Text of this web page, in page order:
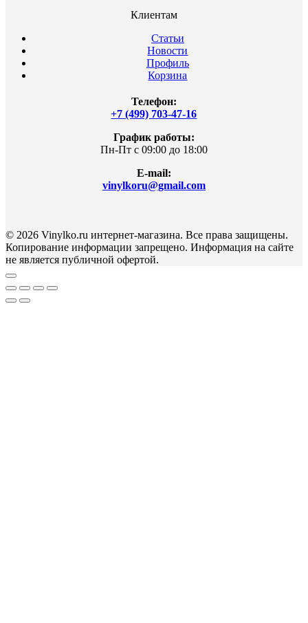
Клиентам
Статьи
Новости
Профиль
Корзина
Телефон:
+7 (499) 703-47-16
График работы:
Пн-Пт с 09:00 до 18:00
E-mail:
vinylkoru@gmail.com
© 2026 Vinylko.ru интернет-магазина. Все права защищены.
Копирование информации запрещено. Информация на сайте
не является публичной офертой.